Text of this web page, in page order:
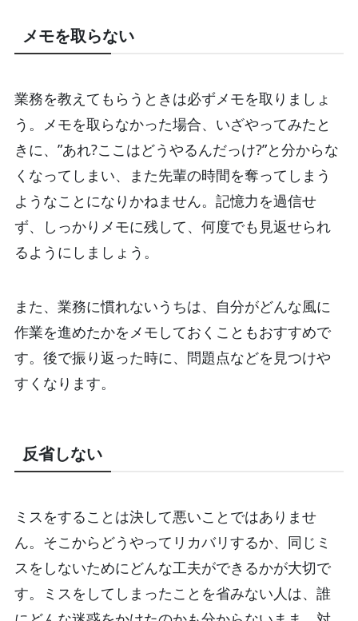
メモを取らない
業務を教えてもらうときは必ずメモを取りましょ
う。メモを取らなかった場合、いざやってみたと
きに、”あれ?ここはどうやるんだっけ?”と分からな
くなってしまい、また先輩の時間を奪ってしまう
ようなことになりかねません。記憶力を過信せ
ず、しっかりメモに残して、何度でも見返せられ
るようにしましょう。
また、業務に慣れないうちは、自分がどんな風に
作業を進めたかをメモしておくこともおすすめで
す。後で振り返った時に、問題点などを見つけや
すくなります。
反省しない
ミスをすることは決して悪いことではありませ
ん。そこからどうやってリカバリするか、同じミ
スをしないためにどんな工夫ができるかが大切で
す。ミスをしてしまったことを省みない人は、誰